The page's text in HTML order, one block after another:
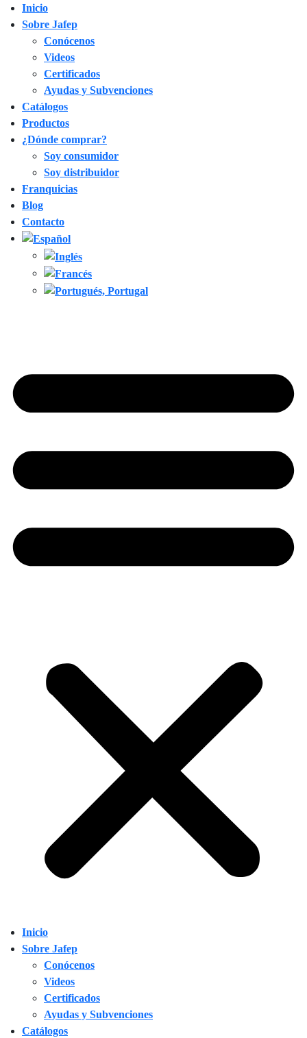
Inicio
Sobre Jafep
Conócenos
Videos
Certificados
Ayudas y Subvenciones
Catálogos
Productos
¿Dónde comprar?
Soy consumidor
Soy distribuidor
Franquicias
Blog
Contacto
Inicio
Sobre Jafep
Conócenos
Videos
Certificados
Ayudas y Subvenciones
Catálogos